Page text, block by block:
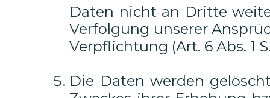
Daten nicht an Dritte
Verfolgung unserer
Verpflichtung (Art. 6 Abs. 1
Die Daten werden